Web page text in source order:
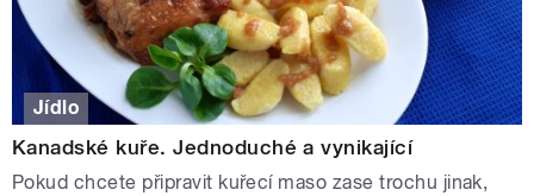
Jídlo
Kanadské kuře. Jednoduché a vynikající
Pokud chcete připravit kuřecí maso zase trochu jinak,